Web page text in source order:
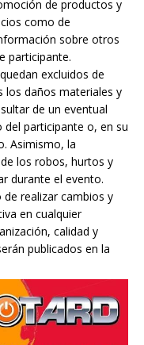
de productos y
como de
sobre otros
participante.
excluidos de
los daños materiales y
de un eventual
del participante o, en su
Asimismo, la
los robos, hurtos y
durante el evento.
de realizar cambios y
en cualquier
calidad y
publicados en la